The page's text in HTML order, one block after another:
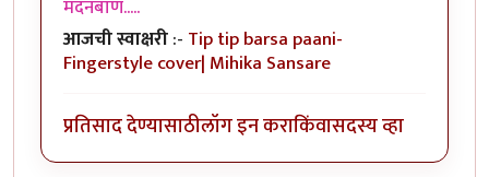
मदनबाण.....
आजची स्वाक्षरी:- Tip tip barsa paani-
Fingerstyle cover| Mihika Sansare
प्रतिसाद देण्यासाठीलॉग इन कराकिंवासदस्य व्हा